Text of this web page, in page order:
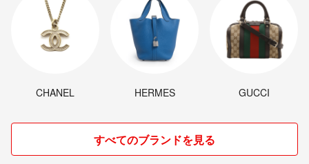
CHANEL HERMES GUCCI
すべてのブランドを見る